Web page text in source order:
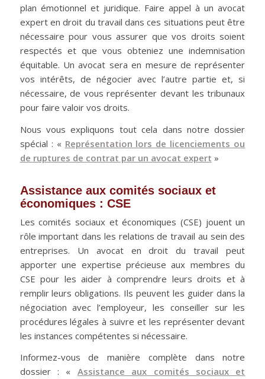
plan émotionnel et juridique. Faire appel à un avocat
expert en droit du travail dans ces situations peut être
nécessaire pour vous assurer que vos droits soient
respectés et que vous obteniez une indemnisation
équitable. Un avocat sera en mesure de représenter
vos intérêts, de négocier avec l’autre partie et, si
nécessaire, de vous représenter devant les tribunaux
pour faire valoir vos droits.
Nous vous expliquons tout cela dans notre dossier
spécial : « Représentation lors de licenciements ou
de ruptures de contrat par un avocat expert »
Assistance aux comités sociaux et
économiques : CSE
Les comités sociaux et économiques (CSE) jouent un
rôle important dans les relations de travail au sein des
entreprises. Un avocat en droit du travail peut
apporter une expertise précieuse aux membres du
CSE pour les aider à comprendre leurs droits et à
remplir leurs obligations. Ils peuvent les guider dans la
négociation avec l’employeur, les conseiller sur les
procédures légales à suivre et les représenter devant
les instances compétentes si nécessaire.
Informez-vous de manière complète dans notre
dossier : « Assistance aux comités sociaux et